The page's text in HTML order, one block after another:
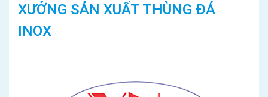
XƯỞNG SẢN XUẤT THÙNG ĐÁ
INOX